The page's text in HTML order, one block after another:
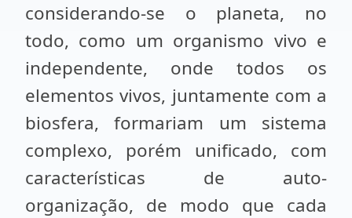
considerando-se o planeta, no
todo, como um organismo vivo e
independente, onde todos os
elementos vivos, juntamente com a
biosfera, formariam um sistema
complexo, porém unificado, com
características de auto-
organização, de modo que cada